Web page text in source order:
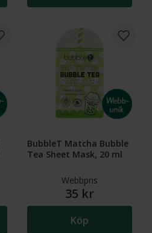
BubbleT Matcha Bubble
Tea Sheet Mask, 20 ml
Webbpris
35 kr
Köp